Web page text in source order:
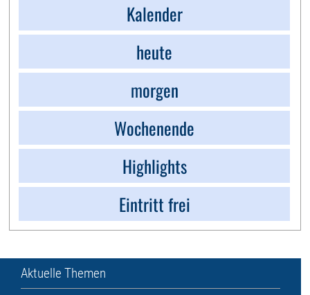
Kalender
heute
morgen
Wochenende
Highlights
Eintritt frei
Aktuelle Themen